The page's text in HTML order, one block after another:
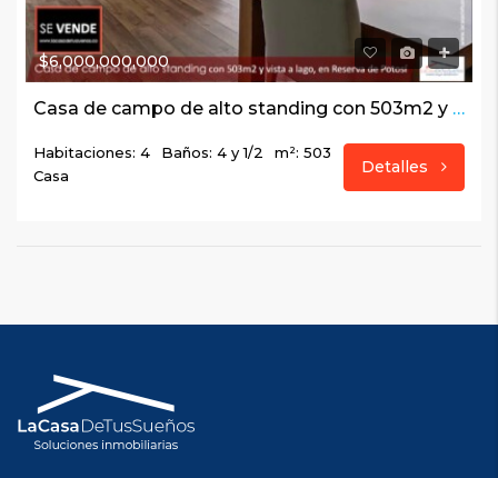
$6,000,000,000
Casa de campo de alto standing con 503m2 y vista a lago, en Reserva de Potosí
Habitaciones: 4 Baños: 4 y 1/2
m²: 503
Casa
Detalles